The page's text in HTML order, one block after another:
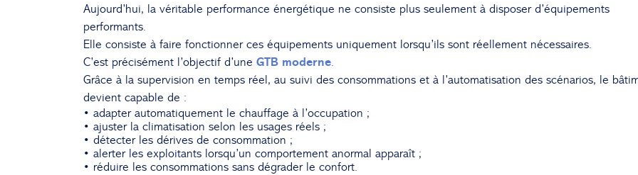
Aujourd’hui, la véritable performance énergétique ne consiste plus seulement à disposer d’équipements
performants.
Elle consiste à faire fonctionner ces équipements uniquement lorsqu’ils sont réellement nécessaires.
C’est précisément l’objectif d’une GTB moderne.
Grâce à la supervision en temps réel, au suivi des consommations et à l’automatisation des scénarios, le
devient capable de :
• adapter automatiquement le chauffage à l’occupation ;
• ajuster la climatisation selon les usages réels ;
• détecter les dérives de consommation ;
• alerter les exploitants lorsqu’un comportement anormal apparaît ;
• réduire les consommations sans dégrader le confort.